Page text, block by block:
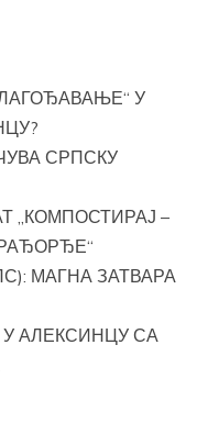
У
СРПСКУ
„КОМПОСТИРАЈ –
МАГНА ЗАТВАРА
АЛЕКСИНЦУ СА